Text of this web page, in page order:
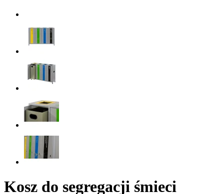
Kosz do segregacji śmieci